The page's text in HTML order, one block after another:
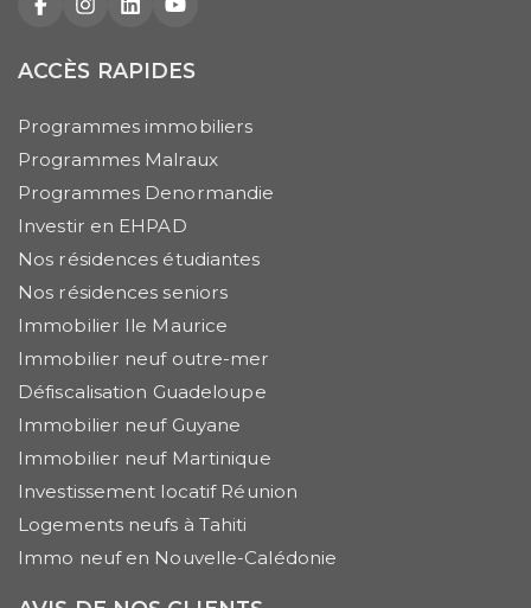
FacebookInstagram
LinkedInYouTube
ACCÈS RAPIDES
Programmes immobiliers
Programmes Malraux
Programmes Denormandie
Investir en EHPAD
Nos résidences étudiantes
Nos résidences seniors
Immobilier Ile Maurice
Immobilier neuf outre-mer
Défiscalisation Guadeloupe
Immobilier neuf Guyane
Immobilier neuf Martinique
Investissement locatif Réunion
Logements neufs à Tahiti
Immo neuf en Nouvelle-Calédonie